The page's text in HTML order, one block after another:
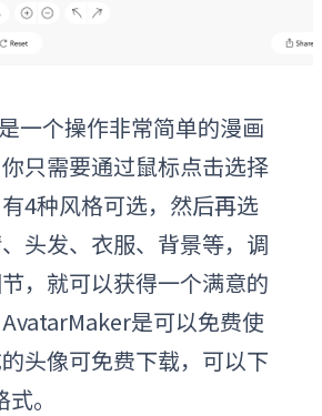
一个操作非常简单的漫画
只需要通过鼠标点击选择
4种风格可选，然后再选
头发、衣服、背景等，调
，就可以获得一个满意的
是可以免费使
头像可免费下载，可以下
。